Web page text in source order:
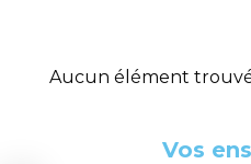
Aucun élément
Vos